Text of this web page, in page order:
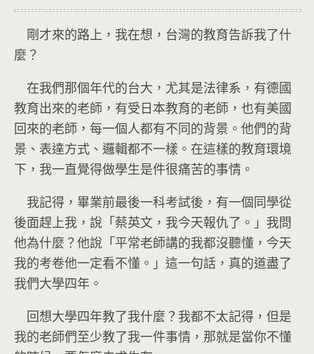
剛才來的路上，我在想，台灣的教育告訴我了什
麼？
在我們那個年代的台大，尤其是法律系，有德國
教育出來的老師，有受日本教育的老師，也有美國
回來的老師，每一個人都有不同的背景。他們的背
景、表達方式、邏輯都不一樣。在這樣的教育環境
下，我一直覺得做學生是件很痛苦的事情。
我記得，畢業前最後一科考試後，有一個同學從
後面趕上我，說「蔡英文，我今天報仇了。」我問
他為什麼？他說「平常老師講的我都沒聽懂，今天
我的考卷他一定看不懂。」這一句話，真的道盡了
我們大學四年。
回想大學四年教了我什麼？我都不太記得，但是
我的老師們至少教了我一件事情，那就是當你不懂